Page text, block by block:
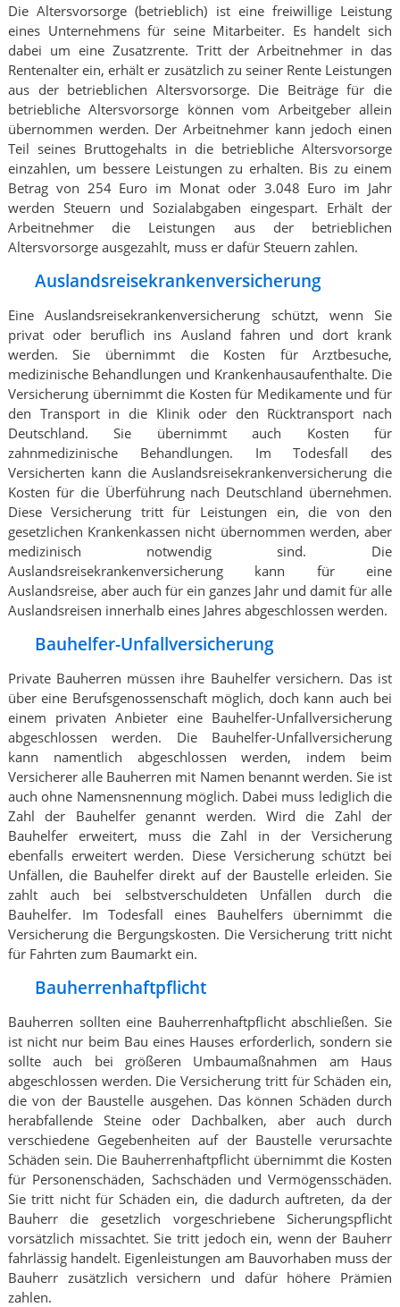
Die Altersvorsorge (betrieblich) ist eine freiwillige Leistung
eines Unternehmens für seine Mitarbeiter. Es handelt sich
dabei um eine Zusatzrente. Tritt der Arbeitnehmer in das
Rentenalter ein, erhält er zusätzlich zu seiner Rente Leistungen
aus der betrieblichen Altersvorsorge. Die Beiträge für die
betriebliche Altersvorsorge können vom Arbeitgeber allein
übernommen werden. Der Arbeitnehmer kann jedoch einen
Teil seines Bruttogehalts in die betriebliche Altersvorsorge
einzahlen, um bessere Leistungen zu erhalten. Bis zu einem
Betrag von 254 Euro im Monat oder 3.048 Euro im Jahr
werden Steuern und Sozialabgaben eingespart. Erhält der
Arbeitnehmer die Leistungen aus der betrieblichen
Altersvorsorge ausgezahlt, muss er dafür Steuern zahlen.
Auslandsreisekrankenversicherung
Eine Auslandsreisekrankenversicherung schützt, wenn Sie
privat oder beruflich ins Ausland fahren und dort krank
werden. Sie übernimmt die Kosten für Arztbesuche,
medizinische Behandlungen und Krankenhausaufenthalte. Die
Versicherung übernimmt die Kosten für Medikamente und für
den Transport in die Klinik oder den Rücktransport nach
Deutschland. Sie übernimmt auch Kosten für
zahnmedizinische Behandlungen. Im Todesfall des
Versicherten kann die Auslandsreisekrankenversicherung die
Kosten für die Überführung nach Deutschland übernehmen.
Diese Versicherung tritt für Leistungen ein, die von den
gesetzlichen Krankenkassen nicht übernommen werden, aber
medizinisch notwendig sind. Die
Auslandsreisekrankenversicherung kann für eine
Auslandsreise, aber auch für ein ganzes Jahr und damit für alle
Auslandsreisen innerhalb eines Jahres abgeschlossen werden.
Bauhelfer-Unfallversicherung
Private Bauherren müssen ihre Bauhelfer versichern. Das ist
über eine Berufsgenossenschaft möglich, doch kann auch bei
einem privaten Anbieter eine Bauhelfer-Unfallversicherung
abgeschlossen werden. Die Bauhelfer-Unfallversicherung
kann namentlich abgeschlossen werden, indem beim
Versicherer alle Bauherren mit Namen benannt werden. Sie ist
auch ohne Namensnennung möglich. Dabei muss lediglich die
Zahl der Bauhelfer genannt werden. Wird die Zahl der
Bauhelfer erweitert, muss die Zahl in der Versicherung
ebenfalls erweitert werden. Diese Versicherung schützt bei
Unfällen, die Bauhelfer direkt auf der Baustelle erleiden. Sie
zahlt auch bei selbstverschuldeten Unfällen durch die
Bauhelfer. Im Todesfall eines Bauhelfers übernimmt die
Versicherung die Bergungskosten. Die Versicherung tritt nicht
für Fahrten zum Baumarkt ein.
Bauherrenhaftpflicht
Bauherren sollten eine Bauherrenhaftpflicht abschließen. Sie
ist nicht nur beim Bau eines Hauses erforderlich, sondern sie
sollte auch bei größeren Umbaumaßnahmen am Haus
abgeschlossen werden. Die Versicherung tritt für Schäden ein,
die von der Baustelle ausgehen. Das können Schäden durch
herabfallende Steine oder Dachbalken, aber auch durch
verschiedene Gegebenheiten auf der Baustelle verursachte
Schäden sein. Die Bauherrenhaftpflicht übernimmt die Kosten
für Personenschäden, Sachschäden und Vermögensschäden.
Sie tritt nicht für Schäden ein, die dadurch auftreten, da der
Bauherr die gesetzlich vorgeschriebene Sicherungspflicht
vorsätzlich missachtet. Sie tritt jedoch ein, wenn der Bauherr
fahrlässig handelt. Eigenleistungen am Bauvorhaben muss der
Bauherr zusätzlich versichern und dafür höhere Prämien
zahlen.